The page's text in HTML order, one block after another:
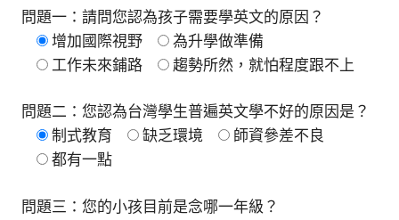
問題一：請問您認為孩子需要學英文的原因？
增加國際視野
為升學做準備
工作未來鋪路
趨勢所然，就怕程度跟不上
問題二：您認為台灣學生普遍英文學不好的原因是？
制式教育
缺乏環境
師資參差不良
都有一點
問題三：您的小孩目前是念哪一年級？